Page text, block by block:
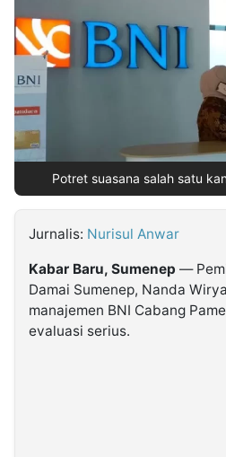
Insight
NTB
Suara
Time
Lens
IDN
Daily
Jogja
Jalan
Rakyat
Idealita
News
Kita
Notice
Radar
Baru
Seedbacklink
Follow
Kabarbaru
Potret suasana salah satu
Jurnalis: Nurisul Anwar
Kabar Baru, Sumenep —
Damai Sumenep, Nanda
manajemen BNI Cabang
evaluasi serius.